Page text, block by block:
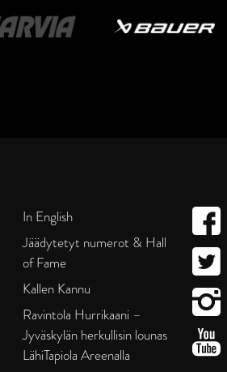
In English
Jäädytetyt numerot & Hall
of Fame
Kallen Kannu
Ravintola Hurrikaani –
Jyväskylän herkullisin lounas
LähiTapiola Areenalla